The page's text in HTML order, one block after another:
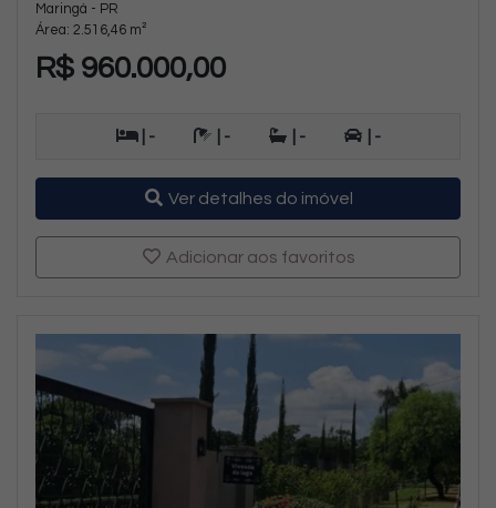
Maringá - PR
Área: 2.516,46 m²
R$ 960.000,00
| - | - | - | -
Ver detalhes do imóvel
Adicionar aos favoritos